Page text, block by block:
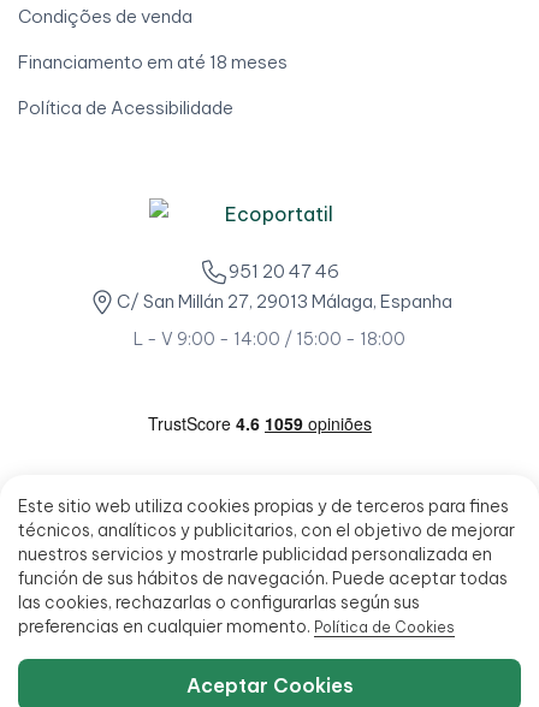
Este sitio web utiliza cookies propias y de terceros para fines
técnicos, analíticos y publicitarios, con el objetivo de mejorar
nuestros servicios y mostrarle publicidad personalizada en
función de sus hábitos de navegación. Puede aceptar todas
las cookies, rechazarlas o configurarlas según sus
preferencias en cualquier momento. Política de Cookies
Aceptar Cookies
Condições de venda
Financiamento em até 18 meses
Política de Acessibilidade
951 20 47 46
C/ San Millán 27, 29013 Málaga, Espanha
L - V 9:00 - 14:00 / 15:00 - 18:00